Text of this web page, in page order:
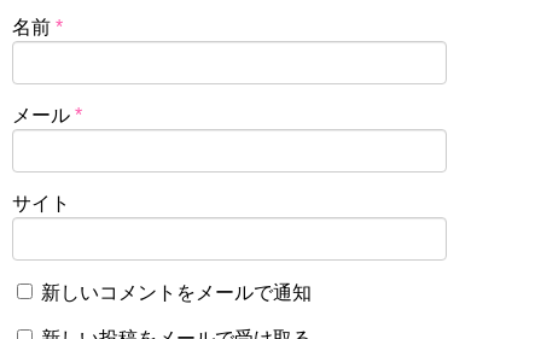
名前 *
メール *
サイト
新しいコメントをメールで通知